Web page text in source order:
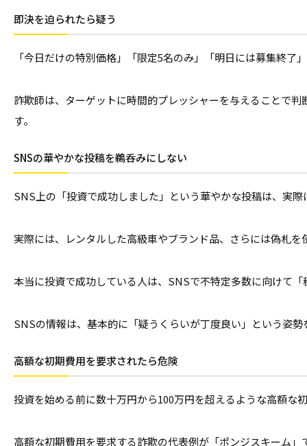
即決を迫られたら疑う
「今日だけの特別価格」「限定5名のみ」「明日には募集終
詐欺師は、ターゲットに時間的プレッシャーを与えることで
す。
SNSの華やかな投稿を鵜呑みにしない
SNS上の「投資で成功しました」という華やかな投稿は、実
実際には、レンタルした高級車やブランド品、さらには偽札
本当に投資で成功している人は、SNSで不特定多数に向けて
SNSの情報は、基本的に「疑うくらいが丁度良い」という姿
高額な初期費用を要求されたら危険
投資を始める前に数十万円から100万円を超えるような高額な
高額な初期費用を要求する詐欺の代表例が「ポンジスキーム